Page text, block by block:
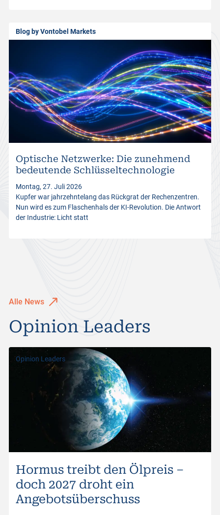
o
d
u
Blog by Vontobel Markets
Optische Netzwerke: Die zunehmend
bedeutende Schlüsseltechnologie
Montag, 27. Juli 2026
Kupfer war jahrzehntelang das Rückgrat der Rechenzentren.
Nun wird es zum Flaschenhals der KI-Revolution. Die Antwort
der Industrie: Licht statt
Opinion Leaders
Alle News
Opinion Leaders
Hormus treibt den Ölpreis –
doch 2027 droht ein
Angebotsüberschuss